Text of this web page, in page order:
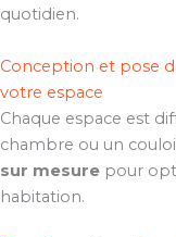
quotidien.
Conception et pose
votre espace
Chaque espace est
chambre ou un
sur mesure pour
habitation.